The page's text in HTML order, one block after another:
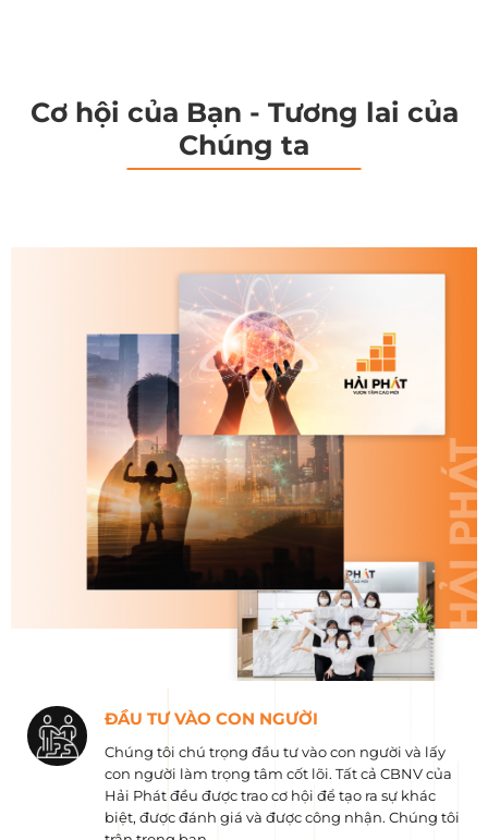
Cơ hội của Bạn - Tương lai của
Chúng ta
ĐẦU TƯ VÀO CON NGƯỜI
Chúng tôi chú trọng đầu tư vào con người và lấy
con người làm trọng tâm cốt lõi. Tất cả CBNV của
Hải Phát đều được trao cơ hội để tạo ra sự khác
biệt, được đánh giá và được công nhận. Chúng tôi